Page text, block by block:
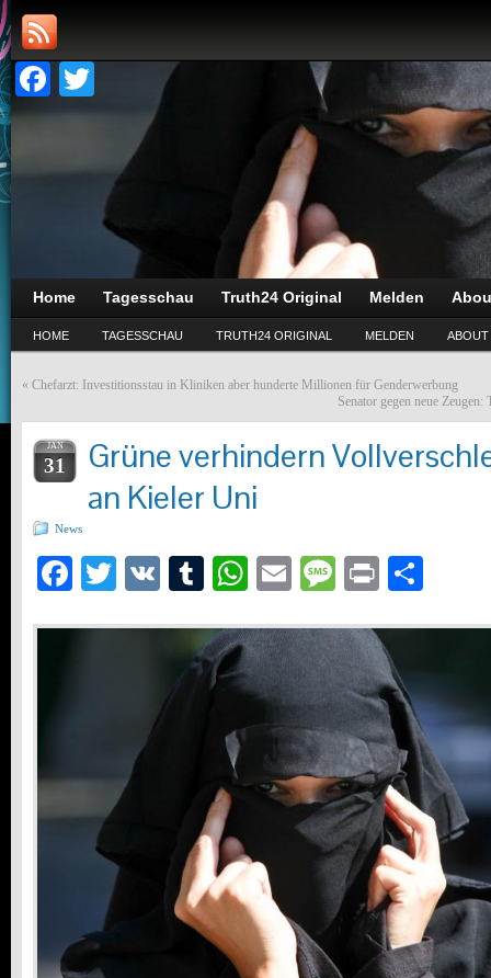
Facebook
Twitter
Home Tagesschau Truth24 Original Melden
HOME TAGESSCHAU TRUTH24 ORIGINAL MELDEN ABOUT
« Chefarzt: Investitionsstau in Kliniken aber hunderte Millionen für Genderwerbung
Senator gegen neue
JAN
31
Grüne verhindern
an Kieler Uni
News
Facebook
Twitter
VK Tumblr
WhatsApp
EmailMessage
Print